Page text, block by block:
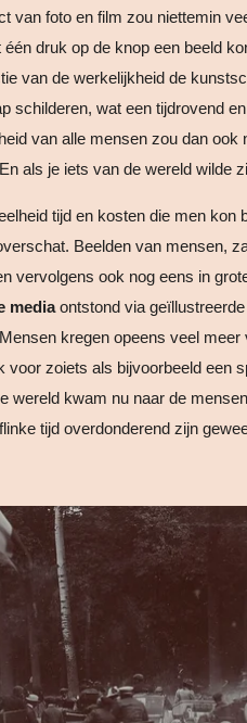
van foto en film zou niettemin
één druk op de knop een beeld
van de werkelijkheid de
schilderen, wat een tijdrovend
van alle mensen zou dan
als je iets van de wereld wilde
tijd en kosten die men kon
Beelden van mensen,
vervolgens ook nog eens in
mediaontstond via
kregen opeens veel
voor zoiets als bijvoorbeeld een
wereld kwam nu naar de
tijd overdonderend zijn